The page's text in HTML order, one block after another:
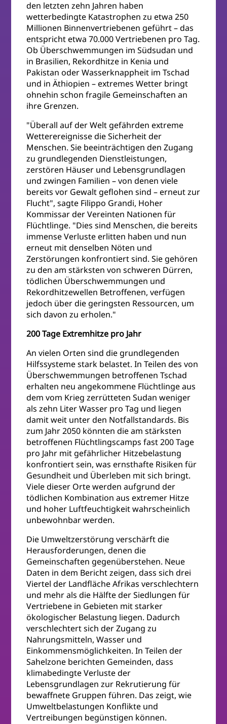
den letzten zehn Jahren haben
wetterbedingte Katastrophen zu etwa 250
Millionen Binnenvertriebenen geführt – das
entspricht etwa 70.000 Vertriebenen pro Tag.
Ob Überschwemmungen im Südsudan und
in Brasilien, Rekordhitze in Kenia und
Pakistan oder Wasserknappheit im Tschad
und in Äthiopien – extremes Wetter bringt
ohnehin schon fragile Gemeinschaften an
ihre Grenzen.
"Überall auf der Welt gefährden extreme
Wetterereignisse die Sicherheit der
Menschen. Sie beeinträchtigen den Zugang
zu grundlegenden Dienstleistungen,
zerstören Häuser und Lebensgrundlagen
und zwingen Familien – von denen viele
bereits vor Gewalt geflohen sind – erneut zur
Flucht", sagte Filippo Grandi, Hoher
Kommissar der Vereinten Nationen für
Flüchtlinge. "Dies sind Menschen, die bereits
immense Verluste erlitten haben und nun
erneut mit denselben Nöten und
Zerstörungen konfrontiert sind. Sie gehören
zu den am stärksten von schweren Dürren,
tödlichen Überschwemmungen und
Rekordhitzewellen Betroffenen, verfügen
jedoch über die geringsten Ressourcen, um
sich davon zu erholen."
200 Tage Extremhitze pro Jahr
An vielen Orten sind die grundlegenden
Hilfssysteme stark belastet. In Teilen des von
Überschwemmungen betroffenen Tschad
erhalten neu angekommene Flüchtlinge aus
dem vom Krieg zerrütteten Sudan weniger
als zehn Liter Wasser pro Tag und liegen
damit weit unter den Notfallstandards. Bis
zum Jahr 2050 könnten die am stärksten
betroffenen Flüchtlingscamps fast 200 Tage
pro Jahr mit gefährlicher Hitzebelastung
konfrontiert sein, was ernsthafte Risiken für
Gesundheit und Überleben mit sich bringt.
Viele dieser Orte werden aufgrund der
tödlichen Kombination aus extremer Hitze
und hoher Luftfeuchtigkeit wahrscheinlich
unbewohnbar werden.
Die Umweltzerstörung verschärft die
Herausforderungen, denen die
Gemeinschaften gegenüberstehen. Neue
Daten in dem Bericht zeigen, dass sich drei
Viertel der Landfläche Afrikas verschlechtern
und mehr als die Hälfte der Siedlungen für
Vertriebene in Gebieten mit starker
ökologischer Belastung liegen. Dadurch
verschlechtert sich der Zugang zu
Nahrungsmitteln, Wasser und
Einkommensmöglichkeiten. In Teilen der
Sahelzone berichten Gemeinden, dass
klimabedingte Verluste der
Lebensgrundlagen zur Rekrutierung für
bewaffnete Gruppen führen. Das zeigt, wie
Umweltbelastungen Konflikte und
Vertreibungen begünstigen können.